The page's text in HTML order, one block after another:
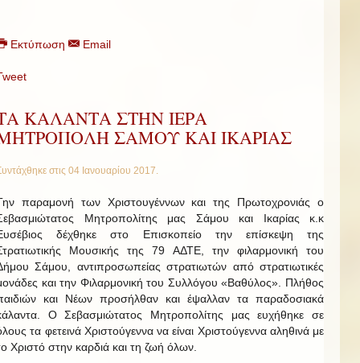
Εκτύπωση Email
ΚΑΛΑΝΤΑ ΣΤΗΝ ΙΕΡΑ
ΣΑΜΟΥ ΚΑΙ ΙΚΑΡΙΑΣ
στις 04 Ιανουαρίου 2017
παραμονή των Χριστουγέννων και της Πρωτοχρονιάς ο
Μητροπολίτης μας Σάμου και Ικαρίας κ.κ
δέχθηκε στο Επισκοπείο την επίσκεψη της
Μουσικής της 79 ΑΔΤΕ, την φιλαρμονική του
Σάμου, αντιπροσωπείας στρατιωτών από στρατιωτικές
και την Φιλαρμονική του Συλλόγου «Βαθύλος». Πλήθος
και Νέων προσήλθαν και έψαλλαν τα παραδοσιακά
Ο Σεβασμιώτατος Μητροπολίτης μας ευχήθηκε σε
τα φετεινά Χριστούγεννα να είναι Χριστούγεννα αληθινά με
Χριστό στην καρδιά και τη ζωή όλων.